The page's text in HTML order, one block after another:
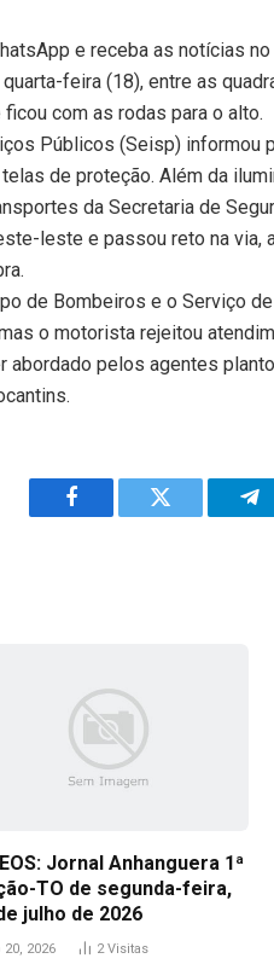
e receba as notícias no
feira (18), entre as
com as rodas para o alto.
Públicos (Seisp) informou
de proteção. Além da
da Secretaria de
leste e passou reto na via,
de Bombeiros e o Serviço
o motorista rejeitou
abordado pelos agentes
Facebook Twitter
Jornal Anhanguera 1ª
TO de segunda-feira,
julho de 2026
2026 2 Visitas